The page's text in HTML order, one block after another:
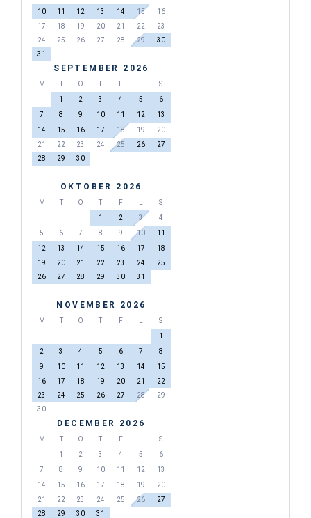
10 11 12 13 14 15
16
17
18 19 20 21 22
23
24
25 26 27 28 29
30
31
SEPTEMBER 2026
M T O T F
S
1
2 3 4 5
6
7
8 9 10 11 12
13
14
15 16 17 18 19
20
21
22 23 24 25 26
27
28
29 30
OKTOBER 2026
M T O T F
S
1
2 3
4
5
6 7 8 9 10
11
12
13 14 15 16 17
18
19
20 21 22 23 24
25
26
27 28 29 30 31
NOVEMBER 2026
M T O T F
S
1
2
3 4 5 6 7
8
9
10 11 12 13 14
15
16
17 18 19 20 21
22
23
24 25 26 27 28
29
30
DECEMBER 2026
M T O T F
S
1
2 3 4 5
6
7
8 9 10 11 12
13
14
15 16 17 18 19
20
21
22 23 24 25 26
27
28
29 30 31